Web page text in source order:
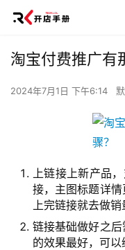
淘宝付费推广有
2024年7月1日 下午6:14
上链接上新产品
接，主图标题详情
上完链接就去做销
链接基础做好之
的效果最好，可以